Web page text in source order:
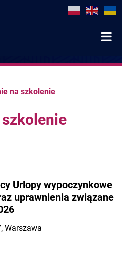
na szkolenie
szkolenie
Urlopy wypoczynkowe
uprawnienia związane
Warszawa